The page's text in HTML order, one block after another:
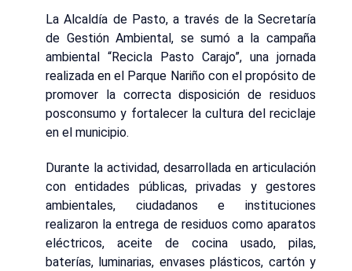
La Alcaldía de Pasto, a través de la Secretaría
de Gestión Ambiental, se sumó a la campaña
ambiental “Recicla Pasto Carajo”, una jornada
realizada en el Parque Nariño con el propósito de
promover la correcta disposición de residuos
posconsumo y fortalecer la cultura del reciclaje
en el municipio.
Durante la actividad, desarrollada en articulación
con entidades públicas, privadas y gestores
ambientales, ciudadanos e instituciones
realizaron la entrega de residuos como aparatos
eléctricos, aceite de cocina usado, pilas,
baterías, luminarias, envases plásticos, cartón y